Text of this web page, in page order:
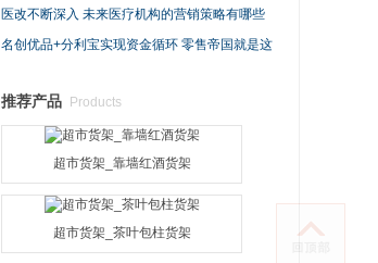
展亟待提速
医改不断深入 未来医疗机构的营销策略有哪些
发展趋势？
名创优品+分利宝实现资金循环 零售帝国就是这
推荐产品 Products
超市货架_靠墙红酒货架
超市货架_茶叶包柱货架